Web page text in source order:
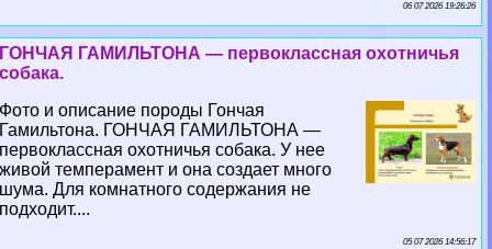
06 07 2026 19:26:26
ГОНЧАЯ ГАМИЛЬТОНА — первоклассная охотничья
собака.
Фото и описание породы Гончая
Гамильтона. ГОНЧАЯ ГАМИЛЬТОНА —
первоклассная охотничья собака. У нее
живой темперамент и она создает много
шума. Для комнатного содержания не
подходит....
05 07 2026 14:56:17